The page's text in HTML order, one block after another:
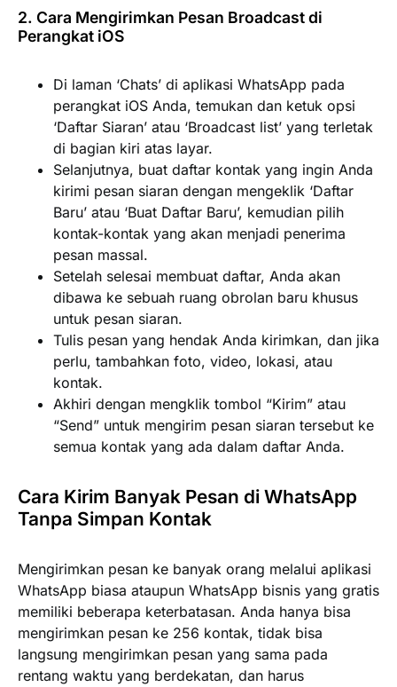
2. Cara Mengirimkan Pesan Broadcast di
Perangkat iOS
Di laman ‘Chats’ di aplikasi WhatsApp pada
perangkat iOS Anda, temukan dan ketuk opsi
‘Daftar Siaran’ atau ‘Broadcast list’ yang terletak
di bagian kiri atas layar.
Selanjutnya, buat daftar kontak yang ingin Anda
kirimi pesan siaran dengan mengeklik ‘Daftar
Baru’ atau ‘Buat Daftar Baru’, kemudian pilih
kontak-kontak yang akan menjadi penerima
pesan massal.
Setelah selesai membuat daftar, Anda akan
dibawa ke sebuah ruang obrolan baru khusus
untuk pesan siaran.
Tulis pesan yang hendak Anda kirimkan, dan jika
perlu, tambahkan foto, video, lokasi, atau
kontak.
Akhiri dengan mengklik tombol “Kirim” atau
“Send” untuk mengirim pesan siaran tersebut ke
semua kontak yang ada dalam daftar Anda.
Cara Kirim Banyak Pesan di WhatsApp
Tanpa Simpan Kontak
Mengirimkan pesan ke banyak orang melalui aplikasi
WhatsApp biasa ataupun WhatsApp bisnis yang gratis
memiliki beberapa keterbatasan. Anda hanya bisa
mengirimkan pesan ke 256 kontak, tidak bisa
langsung mengirimkan pesan yang sama pada
rentang waktu yang berdekatan, dan harus